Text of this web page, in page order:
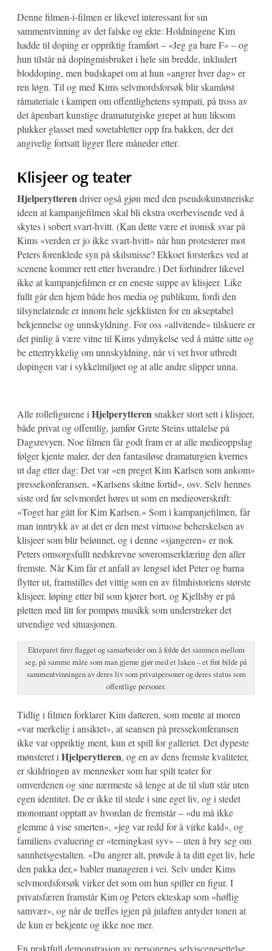
Denne filmen-i-filmen er likevel interessant for sin
sammentvinning av det falske og ekte: Holdningene Kim
hadde til doping er oppriktig framført – «Jeg ga bare F» – og
hun tilstår nå dopingmisbruket i hele sin bredde, inkludert
bloddoping, men budskapet om at hun «angrer hver dag» er
ren løgn. Til og med Kims selvmordsforsøk blir skamløst
råmateriale i kampen om offentlighetens sympati, på tross av
det åpenbart kunstige dramaturgiske grepet at hun liksom
plukker glasset med sovetabletter opp fra bakken, der det
angivelig fortsatt ligger flere måneder etter.
Klisjeer og teater
Hjelperytterendriver også gjøn med den pseudokunstneriske
ideen at kampanjefilmen skal bli ekstra overbevisende ved å
skytes i sobert svart-hvitt. (Kan dette være et ironisk svar på
Kims «verden er jo ikke svart-hvitt» når hun protesterer mot
Peters forenklede syn på skilsmisse? Ekkoet forsterkes ved at
scenene kommer rett etter hverandre.) Det forhindrer likevel
ikke at kampanjefilmen er en eneste suppe av klisjeer. Like
fullt går den hjem både hos media og publikum, fordi den
tilsynelatende er innom hele sjekklisten for en akseptabel
bekjennelse og unnskyldning. For oss «allvitende» tilskuere er
det pinlig å være vitne til Kims ydmykelse ved å måtte sitte og
be ettertrykkelig om unnskyldning, når vi vet hvor utbredt
dopingen var i sykkelmiljøet og at alle andre slipper unna.
Alle rollefigurene i Hjelperytterensnakker stort sett i klisjeer,
både privat og offentlig, jamfør Grete Steins uttalelse på
Dagsrevyen. Noe filmen får godt fram er at alle medieoppslag
følger kjente maler, der den fantasiløse dramaturgien kvernes
ut dag etter dag: Det var «en preget Kim Karlsen som ankom»
pressekonferansen, «Karlsens skitne fortid», osv. Selv hennes
siste ord før selvmordet høres ut som en medieoverskrift:
«Toget har gått for Kim Karlsen.» Som i kampanjefilmen, får
man inntrykk av at det er den mest virtuose beherskelsen av
klisjeer som blir belønnet, og i denne «sjangeren» er nok
Peters omsorgsfullt nedskrevne soveromserklæring den aller
fremste. Når Kim får et anfall av lengsel idet Peter og barna
flytter ut, framstilles det vittig som en av filmhistoriens største
klisjeer, løping etter bil som kjører bort, og Kjellsby er på
pletten med litt for pompøs musikk som understreker det
utvendige ved situasjonen.
Ekteparet firer flagget og samarbeider om å folde det sammen mellom
seg, på samme måte som man gjerne gjør med et laken – et fint bilde på
sammentvinningen av deres liv som privatpersoner og deres status som
offentlige personer.
Tidlig i filmen forklarer Kim datteren, som mente at moren
«var merkelig i ansiktet», at seansen på pressekonferansen
ikke var oppriktig ment, kun et spill for galleriet. Det dypeste
mønsteret i Hjelperytteren, og en av dens fremste kvaliteter,
er skildringen av mennesker som har spilt teater for
omverdenen og sine nærmeste så lenge at de til slutt står uten
egen identitet. De er ikke til stede i sine eget liv, og i stedet
monomant opptatt av hvordan de fremstår – «du må ikke
glemme å vise smerten», «jeg var redd for å virke kald», og
familiens evaluering er «terningkast syv» – uten å bry seg om
sannhetsgestalten. «Du angrer alt, prøvde å ta ditt eget liv, hele
den pakka der,» babler manageren i vei. Selv under Kims
selvmordsforsøk virker det som om hun spiller en figur. I
privatsfæren framstår Kim og Peters ekteskap som «høflig
samvær», og når de treffes igjen på julaften antyder tonen at
de kun er bekjente og ikke noe mer.
En praktfull demonstrasjon av personenes selviscenesettelse